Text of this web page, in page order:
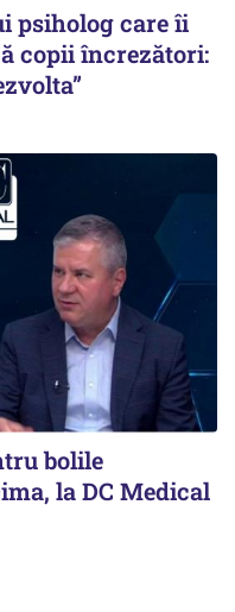
psiholog care îi
copii încrezători:
bolile
la DC Medical